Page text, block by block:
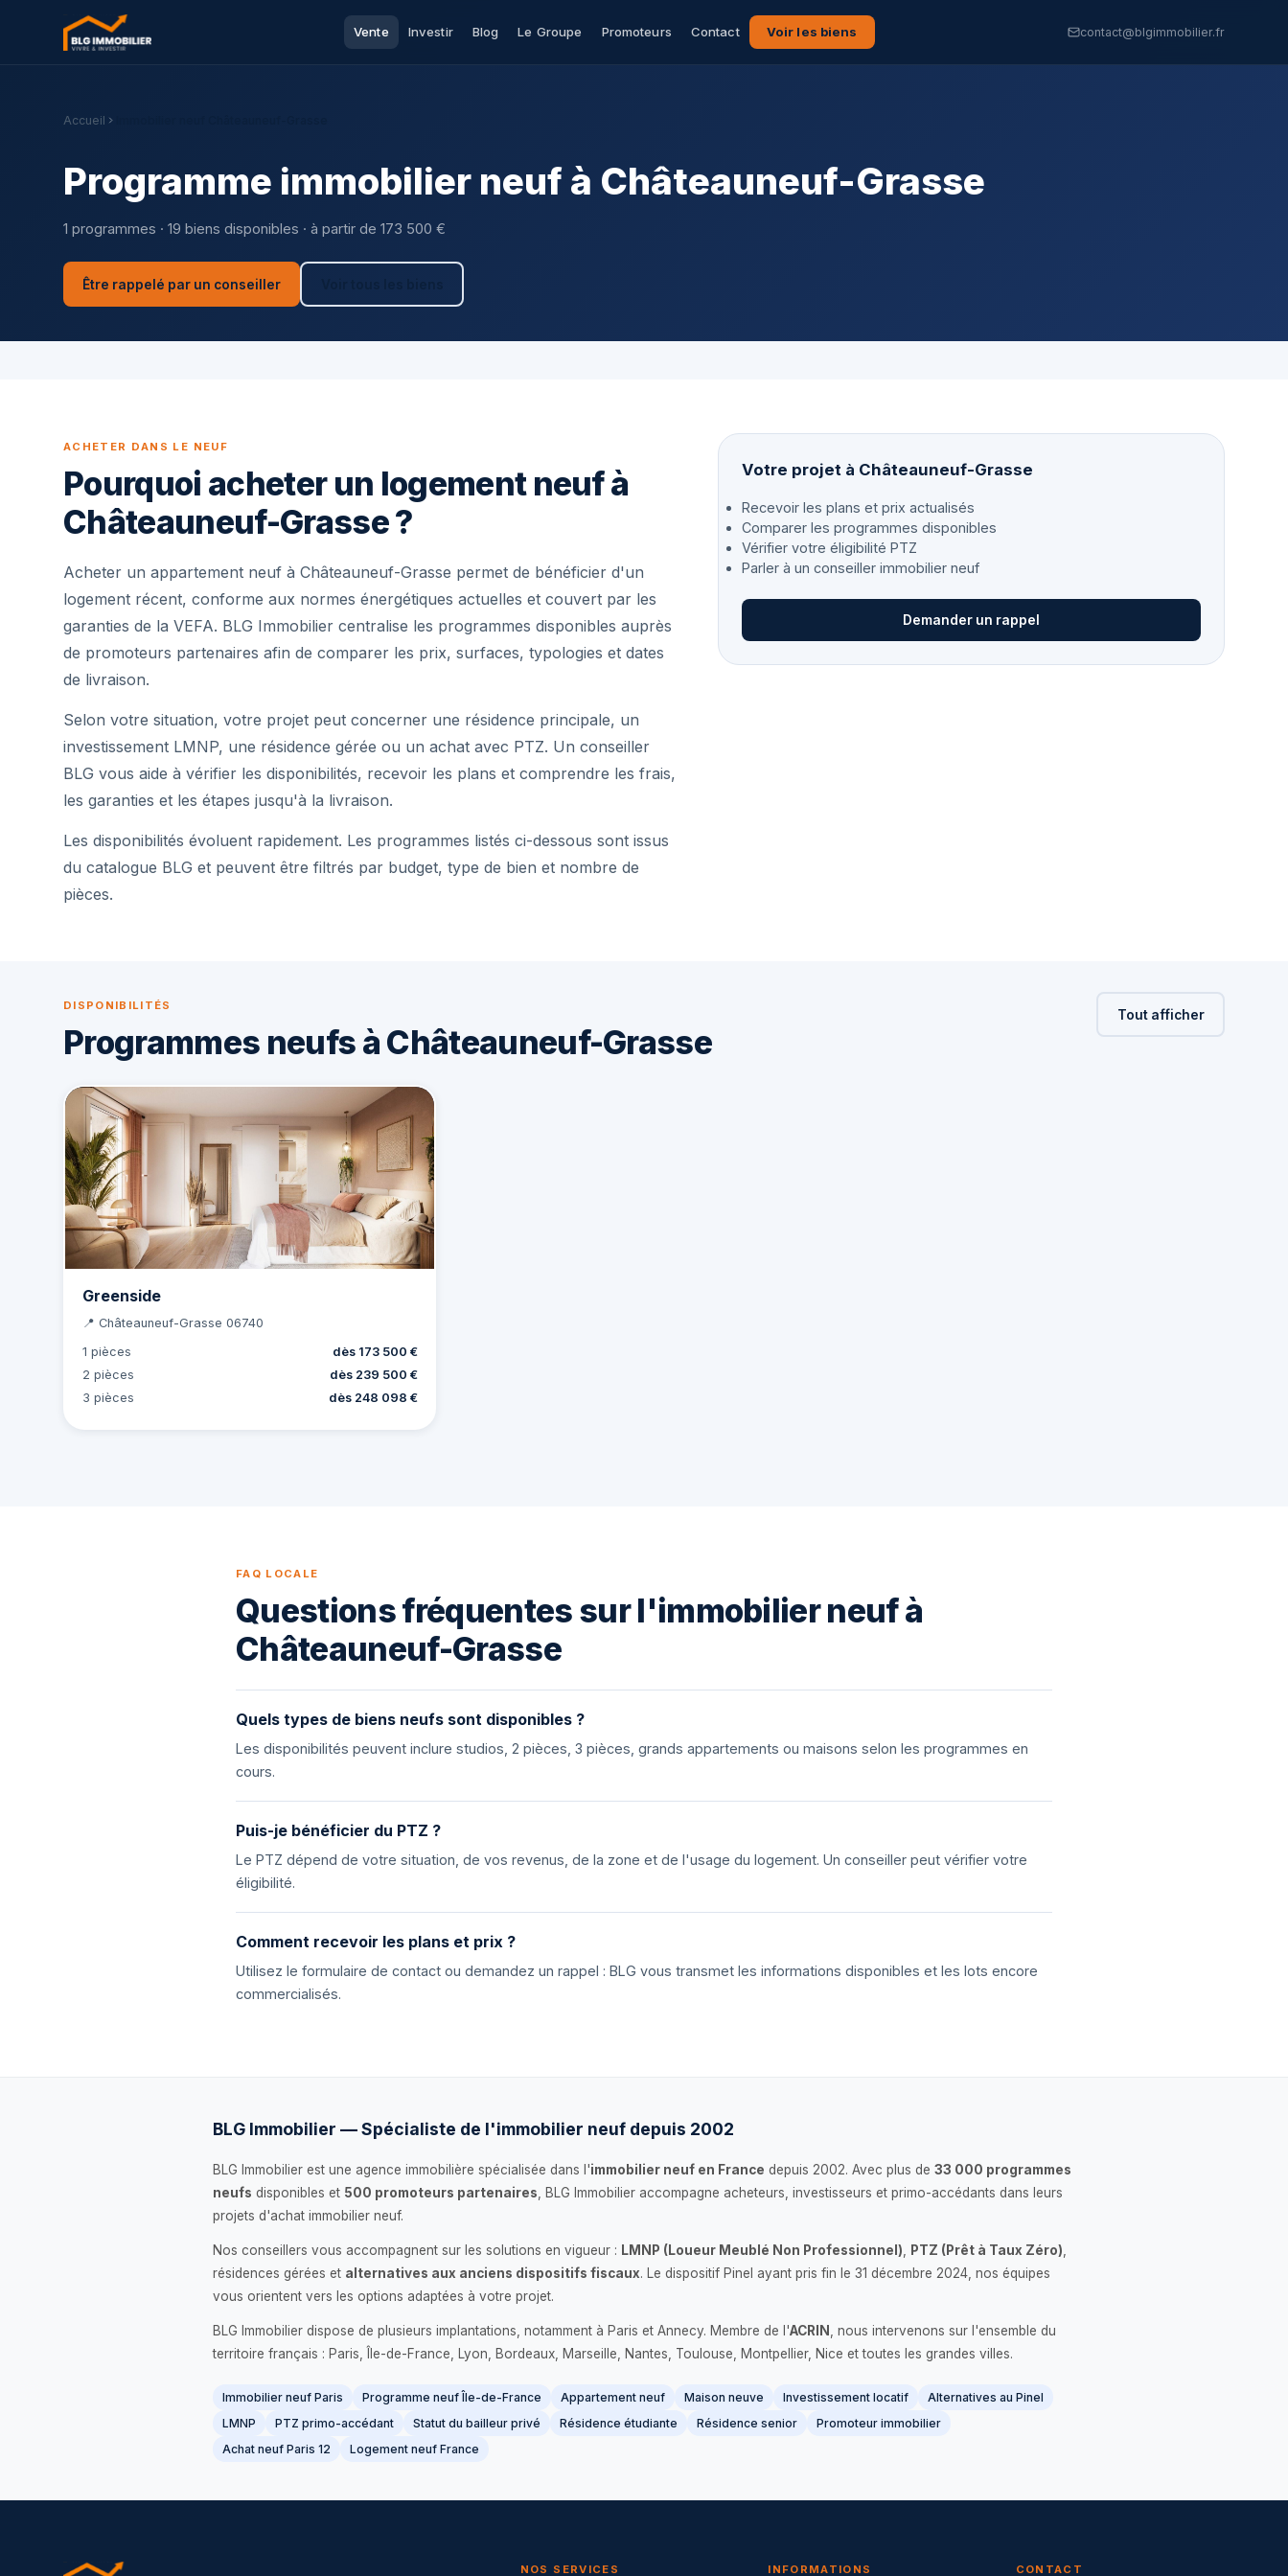
Vente Investir Blog Le Groupe Promoteurs Contact Voir les biens contact@blgimmobilier.fr
Accueil
Programme immobilier neuf à Châteauneuf-Grasse
1 programmes · 19 biens disponibles · à partir de 173 500 €
Être rappelé par un conseiller
ACHETER DANS LE NEUF
Pourquoi acheter un logement neuf à
Châteauneuf-Grasse ?
Acheter un appartement neuf à Châteauneuf-Grasse permet de bénéficier d'un
logement récent, conforme aux normes énergétiques actuelles et couvert par les
garanties de la VEFA. BLG Immobilier centralise les programmes disponibles auprès
de promoteurs partenaires afin de comparer les prix, surfaces, typologies et dates
de livraison.
Selon votre situation, votre projet peut concerner une résidence principale, un
investissement LMNP, une résidence gérée ou un achat avec PTZ. Un conseiller
BLG vous aide à vérifier les disponibilités, recevoir les plans et comprendre les frais,
les garanties et les étapes jusqu'à la livraison.
Les disponibilités évoluent rapidement. Les programmes listés ci-dessous sont issus
du catalogue BLG et peuvent être filtrés par budget, type de bien et nombre de
pièces.
Votre projet à Châteauneuf-Grasse
Recevoir les plans et prix actualisés
Comparer les programmes disponibles
Vérifier votre éligibilité PTZ
Parler à un conseiller immobilier neuf
Demander un rappel
DISPONIBILITÉS
Programmes neufs à Châteauneuf-Grasse
Tout afficher
Greenside
📍 Châteauneuf-Grasse 06740
1 pièces
dès 173 500 €
2 pièces
dès 239 500 €
3 pièces
dès 248 098 €
FAQ LOCALE
Questions fréquentes sur l'immobilier neuf à
Châteauneuf-Grasse
Quels types de biens neufs sont disponibles ?
Les disponibilités peuvent inclure studios, 2 pièces, 3 pièces, grands appartements ou maisons selon les programmes en
cours.
Puis-je bénéficier du PTZ ?
Le PTZ dépend de votre situation, de vos revenus, de la zone et de l'usage du logement. Un conseiller peut vérifier votre
éligibilité.
Comment recevoir les plans et prix ?
Utilisez le formulaire de contact ou demandez un rappel : BLG vous transmet les informations disponibles et les lots encore
commercialisés.
BLG Immobilier — Spécialiste de l'immobilier neuf depuis 2002
BLG Immobilier est une agence immobilière spécialisée dans l'immobilier neuf en France depuis 2002. Avec plus de 33 000 programmes
neufs disponibles et 500 promoteurs partenaires , BLG Immobilier accompagne acheteurs, investisseurs et primo-accédants dans leurs
projets d'achat immobilier neuf.
Nos conseillers vous accompagnent sur les solutions en vigueur : LMNP (Loueur Meublé Non Professionnel) PTZ (Prêt à Taux Zéro)
résidences gérées et alternatives aux anciens dispositifs fiscaux. Le dispositif Pinel ayant pris fin le 31 décembre 2024, nos équipes
vous orientent vers les options adaptées à votre projet.
BLG Immobilier dispose de plusieurs implantations, notamment à Paris et Annecy. Membre de l'ACRIN
, nous intervenons sur l'ensemble du
territoire français : Paris, Île-de-France, Lyon, Bordeaux, Marseille, Nantes, Toulouse, Montpellier, Nice et toutes les grandes villes.
Immobilier neuf Paris Programme neuf Île-de-France Appartement neuf Maison neuve Investissement locatif
Alternatives au Pinel
LMNP
PTZ primo-accédant Statut du bailleur privé Résidence étudiante Résidence senior
Promoteur immobilier
Achat neuf Paris 12
Logement neuf France
NOS SERVICES INFORMATIONS CONTACT